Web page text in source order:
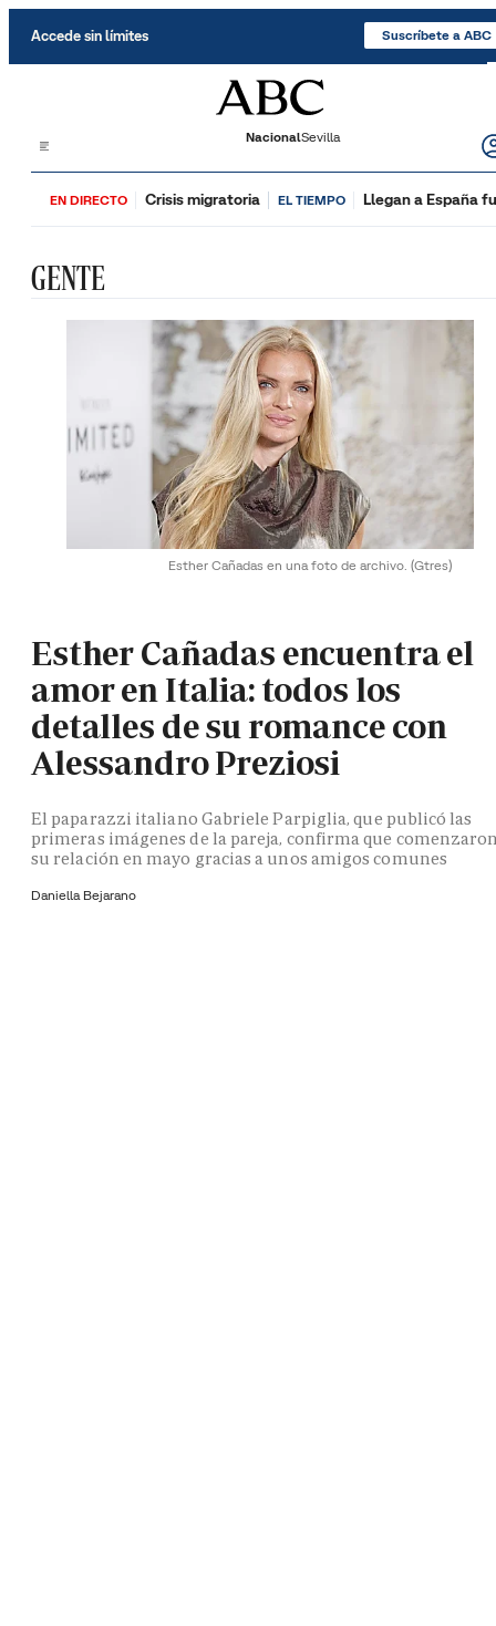
Accede sin límites Suscríbete a ABC
NacionalSevilla
EN DIRECTO Crisis migratoria EL TIEMPO Llegan a España
GENTE
Esther Cañadas en una foto de archivo. (Gtres)
Esther Cañadas encuentra el
amor en Italia: todos los
detalles de su romance con
Alessandro Preziosi
El paparazzi italiano Gabriele Parpiglia, que publicó las
primeras imágenes de la pareja, confirma que
su relación en mayo gracias a unos amigos comunes
Daniella Bejarano